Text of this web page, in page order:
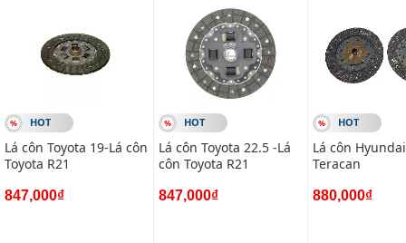
Địa chỉ: 434 Trần Khát Chân- Hai Bà Trưng- Hà Nội
Hotline: 0945 333 777
HOT
Lá côn Toyota 19-Lá côn
Toyota R21
847,000₫
HOT
Lá côn Toyota 22.5 -Lá
côn Toyota R21
847,000₫
HOT
Lá côn Hyundai
Teracan
880,000₫